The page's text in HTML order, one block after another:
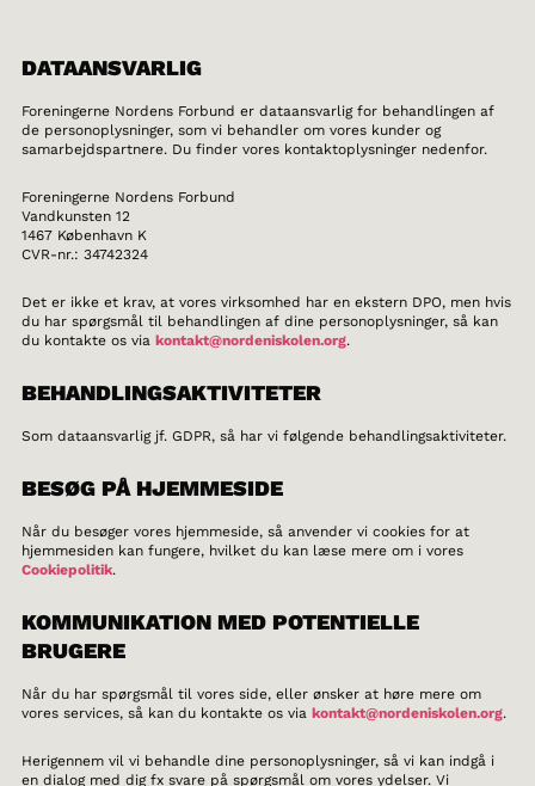
DATAANSVARLIG
Foreningerne Nordens Forbund er dataansvarlig for behandlingen af
de personoplysninger, som vi behandler om vores kunder og
samarbejdspartnere. Du finder vores kontaktoplysninger nedenfor.
Foreningerne Nordens Forbund
Vandkunsten 12
1467 København K
CVR-nr.: 34742324
Det er ikke et krav, at vores virksomhed har en ekstern DPO, men hvis
du har spørgsmål til behandlingen af dine personoplysninger, så kan
du kontakte os via kontakt@nordeniskolen.org.
BEHANDLINGSAKTIVITETER
Som dataansvarlig jf. GDPR, så har vi følgende behandlingsaktiviteter.
BESØG PÅ HJEMMESIDE
Når du besøger vores hjemmeside, så anvender vi cookies for at
hjemmesiden kan fungere, hvilket du kan læse mere om i vores
Cookiepolitik.
KOMMUNIKATION MED POTENTIELLE
BRUGERE
Når du har spørgsmål til vores side, eller ønsker at høre mere om
vores services, så kan du kontakte os via kontakt@nordeniskolen.org.
Herigennem vil vi behandle dine personoplysninger, så vi kan indgå i
en dialog med dig fx svare på spørgsmål om vores ydelser. Vi